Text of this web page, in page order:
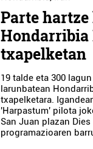
Parte
Hondarribia
txapelketan
19 talde eta 300
larunbatean
txapelketara.
'Harpastum' pilota
San Juan plazan
programazioaren